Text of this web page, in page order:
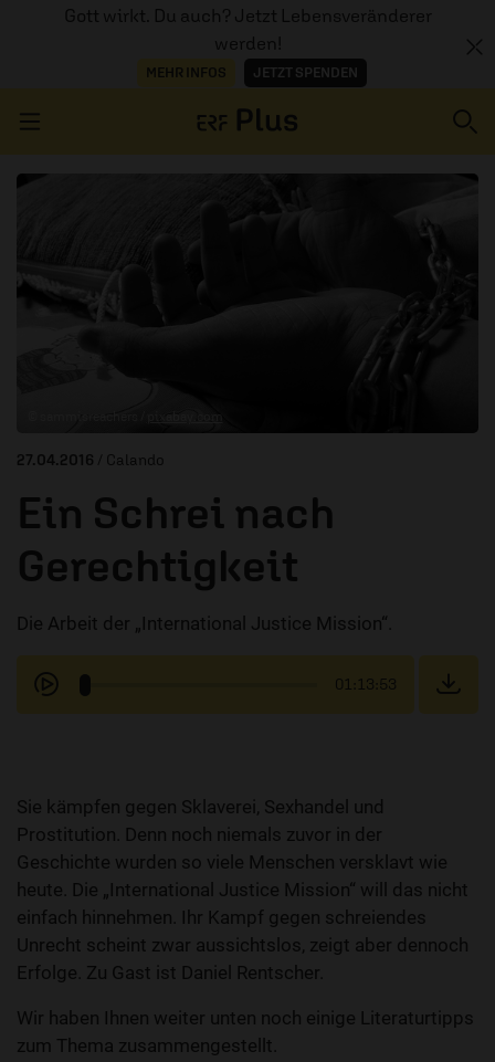
Gott wirkt. Du auch? Jetzt Lebensveränderer
werden!
MEHR INFOS JETZT SPENDEN
AUDIOTHEK
27.04.2016 / Calando
Ein Schrei nach
Gerechtigkeit
Die Arbeit der „International Justice Mission“.
01:13:53
Sie kämpfen gegen Sklaverei, Sexhandel und
Prostitution. Denn noch niemals zuvor in der
Geschichte wurden so viele Menschen versklavt wie
heute. Die „International Justice Mission“ will das nicht
einfach hinnehmen. Ihr Kampf gegen schreiendes
Unrecht scheint zwar aussichtslos, zeigt aber dennoch
Erfolge. Zu Gast ist Daniel Rentscher.
Wir haben Ihnen weiter unten noch einige Literaturtipps
zum Thema zusammengestellt.